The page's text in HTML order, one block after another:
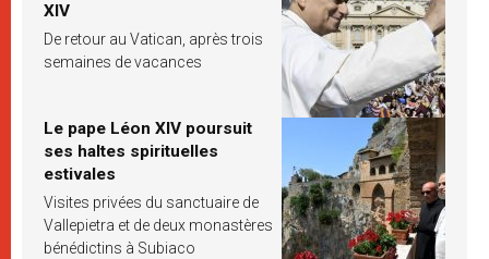
XIV
De retour au Vatican, après trois
semaines de vacances
Le pape Léon XIV poursuit
ses haltes spirituelles
estivales
Visites privées du sanctuaire de
Vallepietra et de deux monastères
bénédictins à Subiaco